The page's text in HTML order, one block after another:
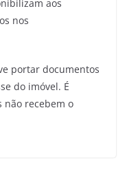
aos
nos
portar documentos
do imóvel. É
não recebem o